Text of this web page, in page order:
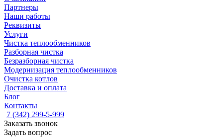
Партнеры
Наши работы
Реквизиты
Услуги
Чистка теплообменников
Разборная чистка
Безразборная чистка
Модернизация теплообменников
Очистка котлов
Доставка и оплата
Блог
Контакты
7 (342) 299-5-999
Заказать звонок
Задать вопрос